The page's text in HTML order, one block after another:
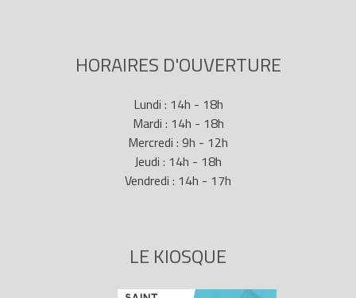
HORAIRES D'OUVERTURE
Lundi : 14h - 18h
Mardi : 14h - 18h
Mercredi : 9h - 12h
Jeudi : 14h - 18h
Vendredi : 14h - 17h
LE KIOSQUE